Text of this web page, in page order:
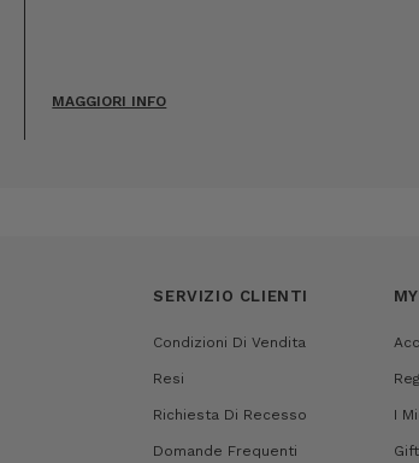
MAGGIORI INFO
SERVIZIO CLIENTI
Condizioni Di Vendita
Resi
Richiesta Di Recesso
Domande Frequenti
I